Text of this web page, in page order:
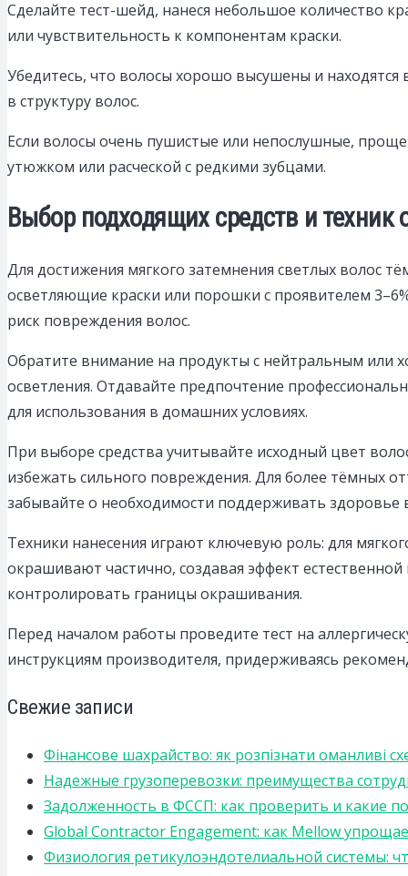
Сделайте тест-шейд, нанеся небольшое количество
или чувствительность к компонентам краски.
Убедитесь, что волосы хорошо высушены и
в структуру волос.
Если волосы очень пушистые или непослушные,
утюжком или расческой с редкими зубцами.
Выбор подходящих средств и
Для достижения мягкого затемнения светлых волос
осветляющие краски или порошки с проявителем
риск повреждения волос.
Обратите внимание на продукты с нейтральным или
осветления. Отдавайте предпочтение
для использования в домашних условиях.
При выборе средства учитывайте исходный цвет
избежать сильного повреждения. Для более тёмных
забывайте о необходимости поддерживать здоровье
Техники нанесения играют ключевую роль: для
окрашивают частично, создавая эффект
контролировать границы окрашивания.
Перед началом работы проведите тест на
инструкциям производителя, придерживаясь
Свежие записи
Фінансове шахрайство: як розпізнати оманливі
Надежные грузоперевозки: преимущества
Задолженность в ФССП: как проверить и какие
Global Contractor Engagement: как Mellow
Физиология ретикулоэндотелиальной системы: